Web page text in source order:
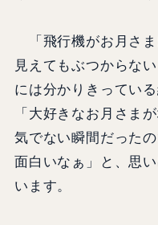
「飛行機がお月さま
見えてもぶつからな
には分かりきってい
「大好きなお月さま
気でない瞬間だった
面白いなぁ」と、思
います。